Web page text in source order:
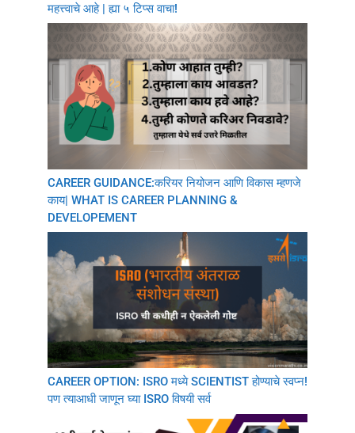
महत्त्वाचे आहे | ह्या ५ टिप्स वाचा!
CAREER GUIDANCE:करियर नियोजन आणि विकास म्हणजे
काय| WHAT IS CAREER PLANNING &
DEVELOPEMENT
CAREER OPTION: ISRO मध्ये SCIENTIST होण्याचे स्वप्न!
पण त्याआधी जाणून घ्या ISRO विषयी सर्व